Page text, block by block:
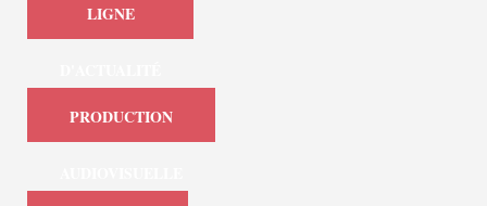
LIGNE
PRODUCTION